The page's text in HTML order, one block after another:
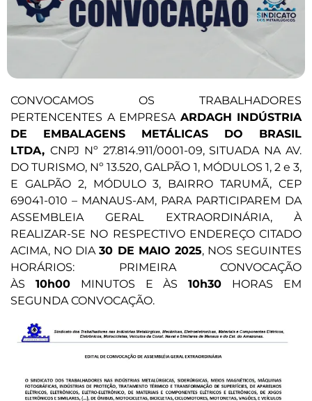
CONVOCAMOS OS TRABALHADORES
PERTENCENTES A EMPRESA ARDAGH INDÚSTRIA
DE EMBALAGENS METÁLICAS DO BRASIL
LTDA, CNPJ Nº 27.814.911/0001-09, SITUADA NA AV.
DO TURISMO, Nº 13.520, GALPÃO 1, MÓDULOS 1, 2 e 3,
E GALPÃO 2, MÓDULO 3, BAIRRO TARUMÃ, CEP
69041-010 – MANAUS-AM, PARA PARTICIPAREM DA
ASSEMBLEIA GERAL EXTRAORDINÁRIA, À
REALIZAR-SE NO RESPECTIVO ENDEREÇO CITADO
ACIMA, NO DIA30 DE MAIO 2025, NOS SEGUINTES
HORÁRIOS: PRIMEIRA CONVOCAÇÃO
ÀS 10h00MINUTOS E ÀS10h30 HORAS EM
SEGUNDA CONVOCAÇÃO.